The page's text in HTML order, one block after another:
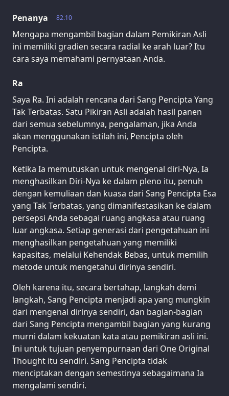
82.10
Penanya
Mengapa mengambil bagian dalam Pemikiran Asli
ini memiliki gradien secara radial ke arah luar? Itu
cara saya memahami pernyataan Anda.
Ra
Saya Ra. Ini adalah rencana dari Sang Pencipta Yang
Tak Terbatas. Satu Pikiran Asli adalah hasil panen
dari semua sebelumnya, pengalaman, jika Anda
akan menggunakan istilah ini, Pencipta oleh
Pencipta.
Ketika Ia memutuskan untuk mengenal diri-Nya, Ia
menghasilkan Diri-Nya ke dalam pleno itu, penuh
dengan kemuliaan dan kuasa dari Sang Pencipta Esa
yang Tak Terbatas, yang dimanifestasikan ke dalam
persepsi Anda sebagai ruang angkasa atau ruang
luar angkasa. Setiap generasi dari pengetahuan ini
menghasilkan pengetahuan yang memiliki
kapasitas, melalui Kehendak Bebas, untuk memilih
metode untuk mengetahui dirinya sendiri.
Oleh karena itu, secara bertahap, langkah demi
langkah, Sang Pencipta menjadi apa yang mungkin
dari mengenal dirinya sendiri, dan bagian-bagian
dari Sang Pencipta mengambil bagian yang kurang
murni dalam kekuatan kata atau pemikiran asli ini.
Ini untuk tujuan penyempurnaan dari One Original
Thought itu sendiri. Sang Pencipta tidak
menciptakan dengan semestinya sebagaimana Ia
mengalami sendiri.